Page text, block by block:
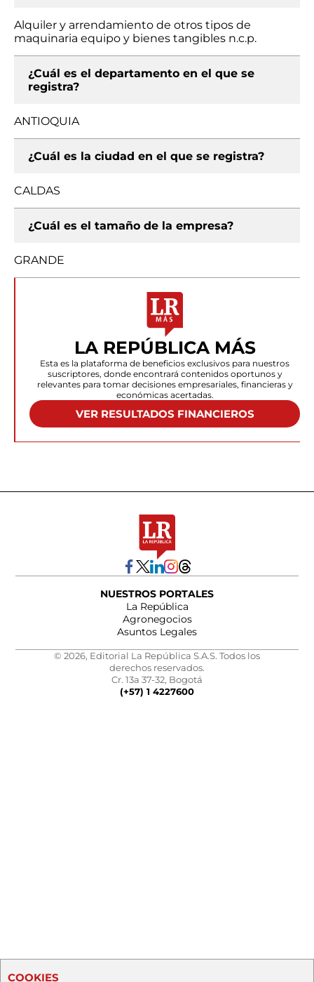
Alquiler y arrendamiento de otros tipos de
maquinaria equipo y bienes tangibles n.c.p.
¿Cuál es el departamento en el que se
registra?
ANTIOQUIA
¿Cuál es la ciudad en el que se registra?
CALDAS
¿Cuál es el tamaño de la empresa?
GRANDE
LA REPÚBLICA MÁS
Esta es la plataforma de beneficios exclusivos para nuestros
suscriptores, donde encontrará contenidos oportunos y
relevantes para tomar decisiones empresariales, financieras y
económicas acertadas.
VER RESULTADOS FINANCIEROS
NUESTROS PORTALES
La República
Agronegocios
Asuntos Legales
© 2026, Editorial La República S.A.S. Todos los
derechos reservados.
Cr. 13a 37-32, Bogotá
(+57) 1 4227600
COOKIES